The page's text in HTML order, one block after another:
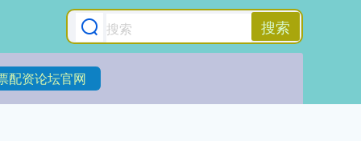
搜索
配资论坛官网